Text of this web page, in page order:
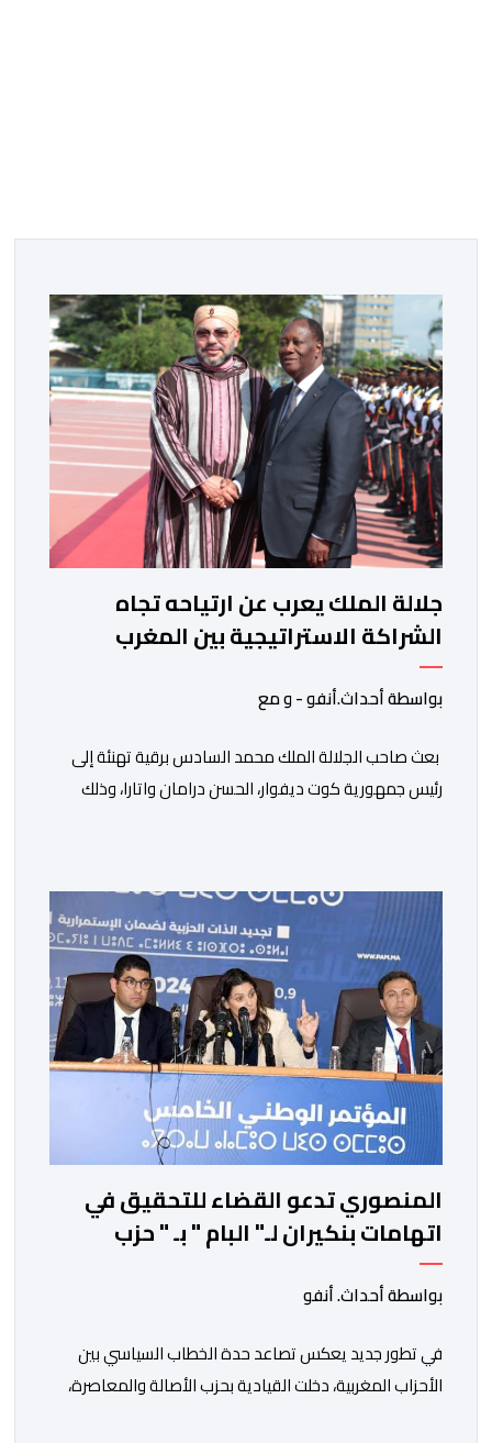
جلالة الملك يعرب عن ارتياحه تجاه
الشراكة الاستراتيجية بين المغرب
والكوت ديفوار
بواسطة أحداث.أنفو - و مع
بعث صاحب الجلالة الملك محمد السادس برقية تهنئة إلى
رئيس جمهورية كوت ديفوار، الحسن درامان واتارا، وذلك
متمنيات جلالته بموصول التقدم والازدهار للشعب الإيفواري.
ومما جاء في برقية جلالة الملك “لقد تمكنت المملكة
المغربية وجمهورية كوت ديفوار، بحكم […]
المنصوري تدعو القضاء للتحقيق في
اتهامات بنكيران لـ" البام " بـ " حزب
المخدرات "
بواسطة أحداث. أنفو
في تطور جديد يعكس تصاعد حدة الخطاب السياسي بين
الأحزاب المغربية، دخلت القيادية بحزب الأصالة والمعاصرة،